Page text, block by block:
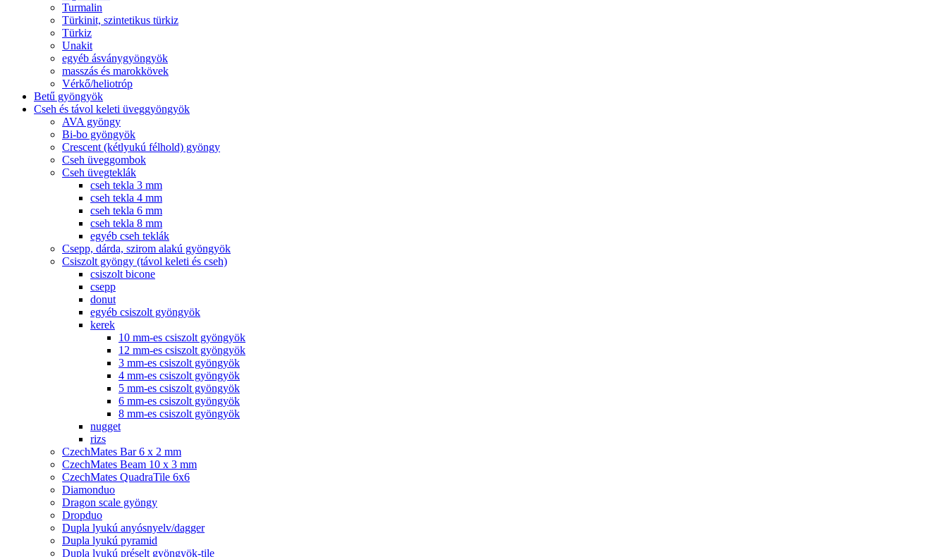
Turmalin
Türkinit, szintetikus türkiz
Türkiz
Unakit
egyéb ásványgyöngyök
masszás és marokkövek
Vérkő/heliotróp
Betű gyöngyök
Cseh és távol keleti üveggyöngyök
AVA gyöngy
Bi-bo gyöngyök
Crescent (kétlyukú félhold) gyöngy
Cseh üveggombok
Cseh üvegteklák
cseh tekla 3 mm
cseh tekla 4 mm
cseh tekla 6 mm
cseh tekla 8 mm
egyéb cseh teklák
Csepp, dárda, szirom alakú gyöngyök
Csiszolt gyöngy (távol keleti és cseh)
csiszolt bicone
csepp
donut
egyéb csiszolt gyöngyök
kerek
10 mm-es csiszolt gyöngyök
12 mm-es csiszolt gyöngyök
3 mm-es csiszolt gyöngyök
4 mm-es csiszolt gyöngyök
5 mm-es csiszolt gyöngyök
6 mm-es csiszolt gyöngyök
8 mm-es csiszolt gyöngyök
nugget
rizs
CzechMates Bar 6 x 2 mm
CzechMates Beam 10 x 3 mm
CzechMates QuadraTile 6x6
Diamonduo
Dragon scale gyöngy
Dropduo
Dupla lyukú anyósnyelv/dagger
Dupla lyukú pyramid
Dupla lyukú préselt gyöngyök-tile